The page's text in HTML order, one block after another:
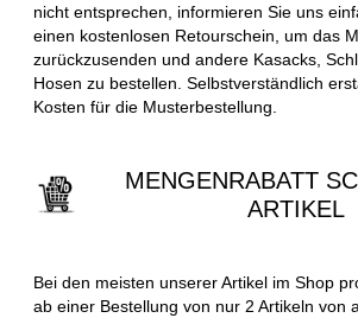
nicht entsprechen, informieren Sie uns
einen kostenlosen Retourschein, um das
zurückzusenden und andere Kasacks,
Hosen zu bestellen. Selbstverständlich
Kosten für die Musterbestellung.
MENGENRABATT
ARTIKEL
Bei den meisten unserer Artikel im Shop
ab einer Bestellung von nur 2 Artikeln von